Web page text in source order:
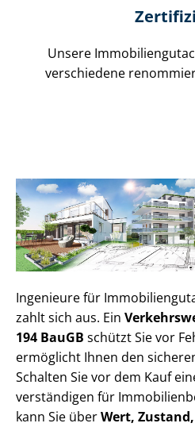
Unsere
verschiedene
Ingenieure für
zahlt sich aus. Ein
194 BauGB schützt Sie vor
ermöglicht Ihnen den
Schalten Sie vor dem Kauf
ver­stän­di­gen für
kann Sie überWert,